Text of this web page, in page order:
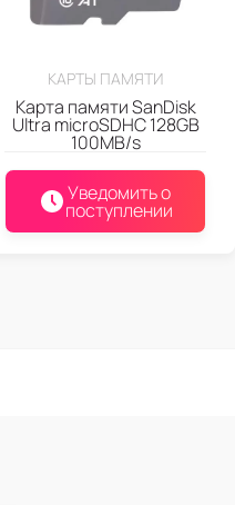
КАРТЫ ПАМЯТИ
Карта памяти SanDisk
Ultra microSDHC 128GB
100MB/s
Уведомить о
поступлении